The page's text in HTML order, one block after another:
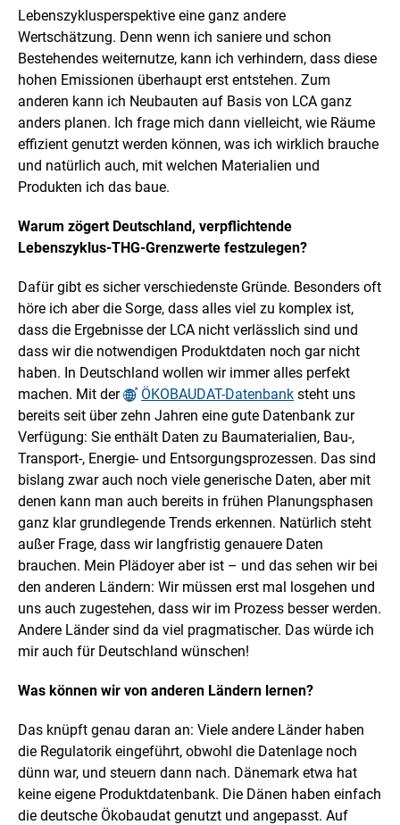
Lebenszyklusperspektive eine ganz andere
Wertschätzung. Denn wenn ich saniere und schon
Bestehendes weiternutze, kann ich verhindern, dass diese
hohen Emissionen überhaupt erst entstehen. Zum
anderen kann ich Neubauten auf Basis von LCA ganz
anders planen. Ich frage mich dann vielleicht, wie Räume
effizient genutzt werden können, was ich wirklich brauche
und natürlich auch, mit welchen Materialien und
Produkten ich das baue.
Warum zögert Deutschland, verpflichtende
Lebenszyklus-THG-Grenzwerte festzulegen?
Dafür gibt es sicher verschiedenste Gründe. Besonders oft
höre ich aber die Sorge, dass alles viel zu komplex ist,
dass die Ergebnisse der LCA nicht verlässlich sind und
dass wir die notwendigen Produktdaten noch gar nicht
haben. In Deutschland wollen wir immer alles perfekt
machen. Mit der
ÖKOBAUDAT-Datenbank steht uns
bereits seit über zehn Jahren eine gute Datenbank zur
Verfügung: Sie enthält Daten zu Baumaterialien, Bau-,
Transport-, Energie- und Entsorgungsprozessen. Das sind
bislang zwar auch noch viele generische Daten, aber mit
denen kann man auch bereits in frühen Planungsphasen
ganz klar grundlegende Trends erkennen. Natürlich steht
außer Frage, dass wir langfristig genauere Daten
brauchen. Mein Plädoyer aber ist – und das sehen wir bei
den anderen Ländern: Wir müssen erst mal losgehen und
uns auch zugestehen, dass wir im Prozess besser werden.
Andere Länder sind da viel pragmatischer. Das würde ich
mir auch für Deutschland wünschen!
Was können wir von anderen Ländern lernen?
Das knüpft genau daran an: Viele andere Länder haben
die Regulatorik eingeführt, obwohl die Datenlage noch
dünn war, und steuern dann nach. Dänemark etwa hat
keine eigene Produktdatenbank. Die Dänen haben einfach
die deutsche Ökobaudat genutzt und angepasst. Auf